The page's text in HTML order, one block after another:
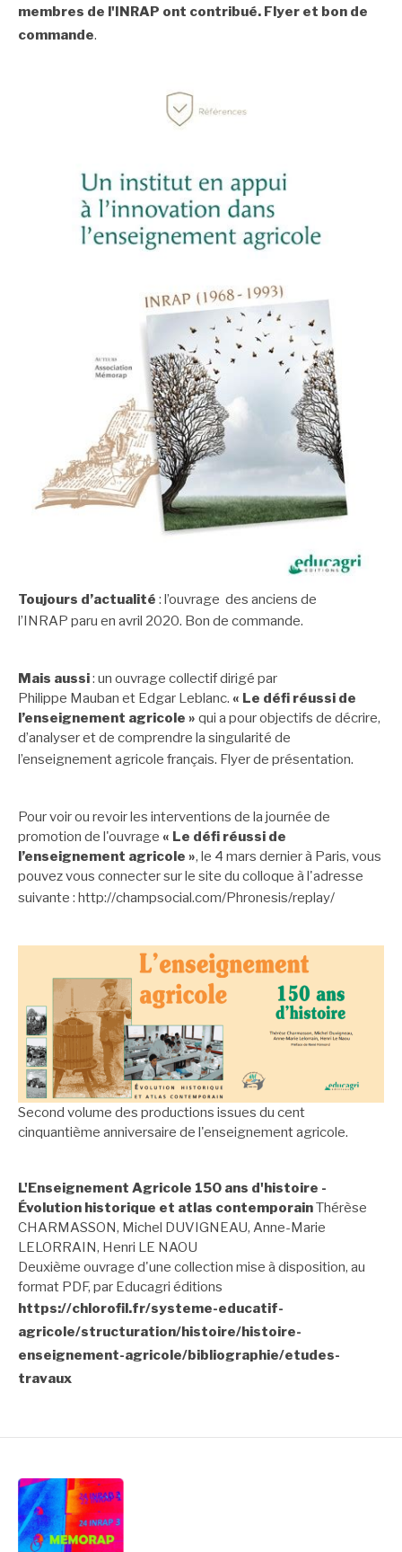
membres de l'INRAP ont contribué. Flyer et bon de
commande.
Toujours d’actualité : l’ouvrage des anciens de
l’INRAP paru en avril 2020. Bon de commande.
Mais aussi: un ouvrage collectif dirigé par
Philippe Mauban et Edgar Leblanc. « Le défi réussi de
l’enseignement agricole » qui a pour objectifs de décrire,
d’analyser et de comprendre la singularité de
l’enseignement agricole français. Flyer de présentation.
Pour voir ou revoir les interventions de la journée de
promotion de l'ouvrage « Le défi réussi de
l’enseignement agricole », le 4 mars dernier à Paris, vous
pouvez vous connecter sur le site du colloque à l'adresse
suivante : http://champsocial.com/Phronesis/replay/
Second volume des productions issues du cent
cinquantième anniversaire de l'enseignement agricole.
L'Enseignement Agricole 150 ans d'histoire -
Évolution historique et atlas contemporainThérèse
CHARMASSON, Michel DUVIGNEAU, Anne-Marie
LELORRAIN, Henri LE NAOU
Deuxième ouvrage d'une collection mise à disposition, au
format PDF, par Educagri éditions
https://chlorofil.fr/systeme-educatif-
agricole/structuration/histoire/histoire-
enseignement-agricole/bibliographie/etudes-
travaux